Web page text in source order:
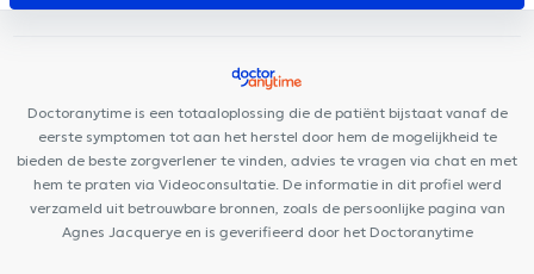
Medical Center
City-Clinic Chirec Louise
Clinique Bailli
Ophtara Medical Center
Centre Mimosa Bruxelles Louise
Doctoranytime is een totaaloplossing die de patiënt bijstaat vanaf de
eerste symptomen tot aan het herstel door hem de mogelijkheid te
bieden de beste zorgverlener te vinden, advies te vragen via chat en met
hem te praten via Videoconsultatie. De informatie in dit profiel werd
verzameld uit betrouwbare bronnen, zoals de persoonlijke pagina van
Agnes Jacquerye en is geverifieerd door het Doctoranytime